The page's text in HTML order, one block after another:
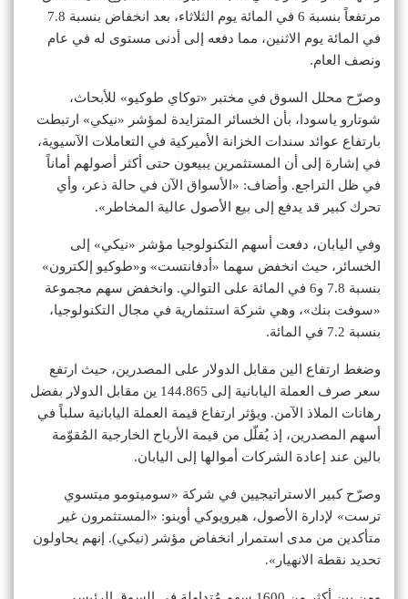
مرتفعاً بنسبة 6 في المائة يوم الثلاثاء، بعد انخفاض بنسبة 7.8
في المائة يوم الاثنين، مما دفعه إلى أدنى مستوى له في عام
ونصف العام.
وصرّح محلل السوق في مختبر «توكاي طوكيو» للأبحاث،
شوتارو ياسودا، بأن الخسائر المتزايدة لمؤشر «نيكي» ارتبطت
بارتفاع عوائد سندات الخزانة الأميركية في التعاملات الآسيوية،
في إشارة إلى أن المستثمرين يبيعون حتى أكثر أصولهم أماناً
في ظل التراجع. وأضاف: «الأسواق الآن في حالة ذعر، وأي
تحرك كبير قد يدفع إلى بيع الأصول عالية المخاطر».
وفي اليابان، دفعت أسهم التكنولوجيا مؤشر «نيكي» إلى
الخسائر، حيث انخفض سهما «أدفانتست» و«طوكيو إلكترون»
بنسبة 7.8 و6 في المائة على التوالي. وانخفض سهم مجموعة
«سوفت بنك»، وهي شركة استثمارية في مجال التكنولوجيا،
بنسبة 7.2 في المائة.
وضغط ارتفاع الين مقابل الدولار على المصدرين، حيث ارتفع
سعر صرف العملة اليابانية إلى 144.865 ين مقابل الدولار بفضل
رهانات الملاذ الآمن. ويؤثر ارتفاع قيمة العملة اليابانية سلباً في
أسهم المصدرين، إذ يُقلّل من قيمة الأرباح الخارجية المُقوّمة
بالين عند إعادة الشركات أموالها إلى اليابان.
وصرّح كبير الاستراتيجيين في شركة «سوميتومو ميتسوي
ترست» لإدارة الأصول، هيرويوكي أوينو: «المستثمرون غير
متأكدين من مدى استمرار انخفاض مؤشر (نيكي). إنهم يحاولون
تحديد نقطة الانهيار».